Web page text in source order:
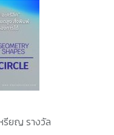
รียญ รางวัล